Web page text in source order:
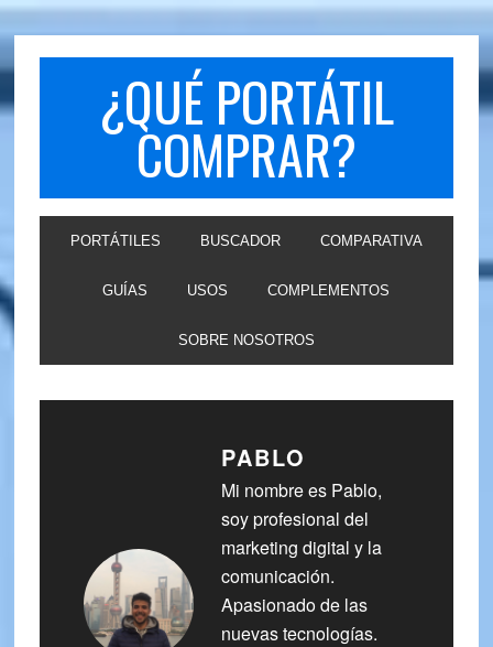
Skip
to
primary
navigation
Skip
to
main
content
¿QUÉ PORTÁTIL
COMPRAR?
PORTÁTILES BUSCADOR COMPARATIVA
GUÍAS USOS COMPLEMENTOS
SOBRE NOSOTROS
PABLO
Mi nombre es Pablo,
soy profesional del
marketing digital y la
comunicación.
Apasionado de las
nuevas tecnologías.